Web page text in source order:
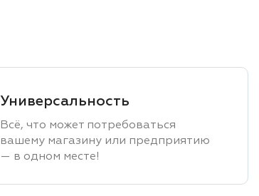
Универсальность
Всё, что может потребоваться
вашему магазину или предприятию
— в одном месте!